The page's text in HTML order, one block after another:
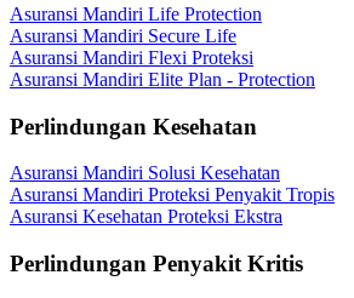
Asuransi Mandiri Life Protection
Asuransi Mandiri Secure Life
Asuransi Mandiri Flexi Proteksi
Asuransi Mandiri Elite Plan - Protection
Perlindungan Kesehatan
Asuransi Mandiri Solusi Kesehatan
Asuransi Mandiri Proteksi Penyakit Tropis
Asuransi Kesehatan Proteksi Ekstra
Perlindungan Penyakit Kritis